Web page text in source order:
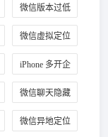
微信版本过低
登录
微信虚拟定位
工具
iPhone 多开企
业微信
微信聊天隐藏
方法
微信异地定位